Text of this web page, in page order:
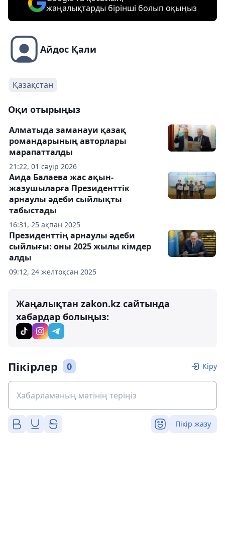
жаңалықтарды бірінші болып оқыңыз
Айдос Қали
Қазақстан
Оқи отырыңыз
21:22, 01 сәуір 2026
Алматыда заманауи қазақ
романдарының авторлары
марапатталды
16:31, 25 ақпан 2025
Аида Балаева жас ақын-
жазушыларға Президенттік
арнаулы әдеби сыйлықты
табыстады
09:12, 24 желтоқсан 2025
Президенттің арнаулы әдеби
сыйлығы: оны 2025 жылы кімдер
алды
Жаңалықтан zakon.kz сайтында
хабардар болыңыз:
Пікірлер 0 Кіру
Пікір жазу